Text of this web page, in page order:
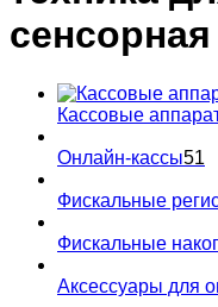
Кассовые
Онлайн-кассы51
Фискальные
Фискальные
Аксессуары для